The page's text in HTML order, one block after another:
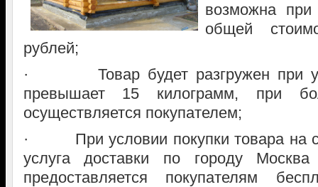
возможна при
общей
рублей;
· Товар будет разгружен при
превышает 15 килограмм, при
осуществляется покупателем;
· При условии покупки товара на
услуга доставки по городу
предоставляется покупателям